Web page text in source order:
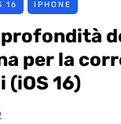
16 IPHONE
per la
(iOS 16)